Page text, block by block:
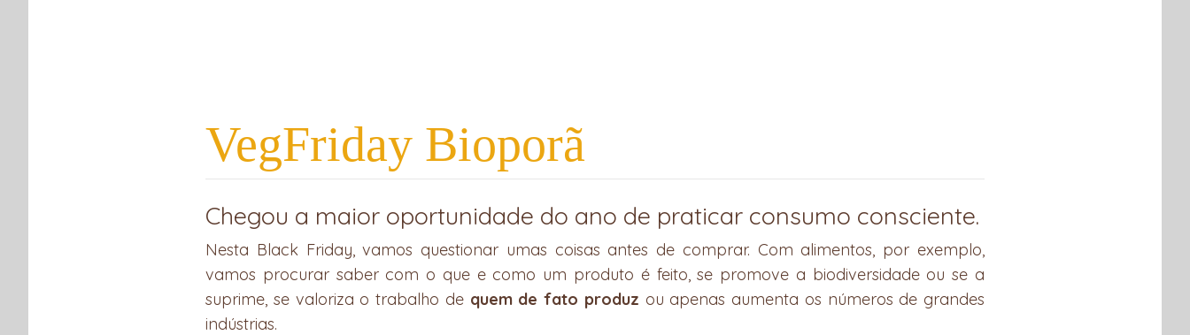
VegFriday Bioporã
Chegou a maior oportunidade do ano de praticar consumo consciente.
Nesta Black Friday, vamos questionar umas coisas antes de comprar. Com alimentos, por exemplo,
vamos procurar saber com o que e como um produto é feito, se promove a biodiversidade ou se a
suprime, se valoriza o trabalho de quem de fato produz ou apenas aumenta os números de grandes
indústrias.